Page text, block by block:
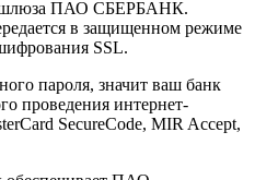
шлюза ПАО СБЕРБАНК.
в защищенном режиме
SSL.
пароля, значит ваш банк
проведения интернет-
SecureCode, MIR Accept,